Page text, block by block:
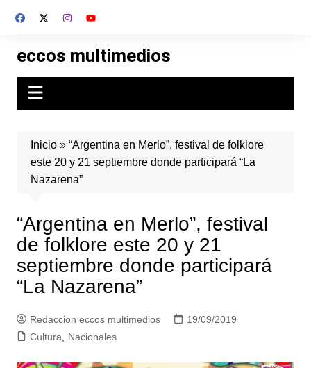
eccos multimedios
Inicio» “Argentina en Merlo”, festival de folklore
este 20 y 21 septiembre donde participará “La
Nazarena”
“Argentina en Merlo”, festival
de folklore este 20 y 21
septiembre donde participará
“La Nazarena”
Redaccion eccos multimedios
19/09/2019
Cultura
Nacionales